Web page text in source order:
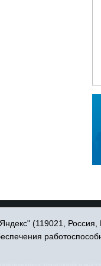
(119021,